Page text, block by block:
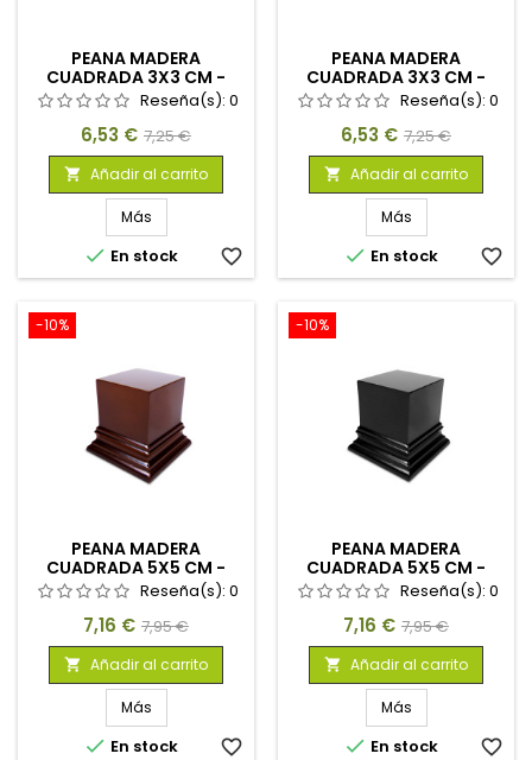
PEANA MADERA
CUADRADA 3X3 CM -
AVELLANAReseña(s): 0
Precio
6,53 € Precio
base
7,25 €
 Añadir al carrito
Más
 En stock favorite_border
PEANA MADERA
CUADRADA 3X3 CM -
NEGROReseña(s): 0
Precio
6,53 € Precio
base
7,25 €
 Añadir al carrito
Más
 En stock favorite_border
-10%
PEANA MADERA
CUADRADA 5X5 CM -
AVELLANAReseña(s): 0
Precio
7,16 € Precio
base
7,95 €
 Añadir al carrito
Más
 En stock favorite_border
-10%
PEANA MADERA
CUADRADA 5X5 CM -
NEGROReseña(s): 0
Precio
7,16 € Precio
base
7,95 €
 Añadir al carrito
Más
 En stock favorite_border